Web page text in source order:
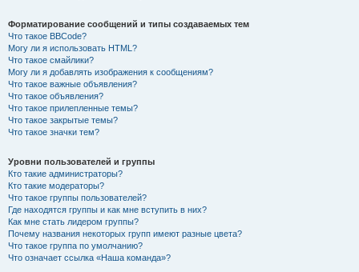
Форматирование сообщений и типы создаваемых тем
Что такое BBCode?
Могу ли я использовать HTML?
Что такое смайлики?
Могу ли я добавлять изображения к сообщениям?
Что такое важные объявления?
Что такое объявления?
Что такое прилепленные темы?
Что такое закрытые темы?
Что такое значки тем?
Уровни пользователей и группы
Кто такие администраторы?
Кто такие модераторы?
Что такое группы пользователей?
Где находятся группы и как мне вступить в них?
Как мне стать лидером группы?
Почему названия некоторых групп имеют разные цвета?
Что такое группа по умолчанию?
Что означает ссылка «Наша команда»?